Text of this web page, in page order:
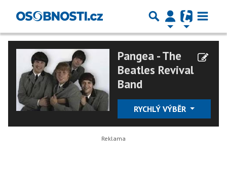
Pangea - The
Beatles Revival
Band
RYCHLÝ VÝBĚR